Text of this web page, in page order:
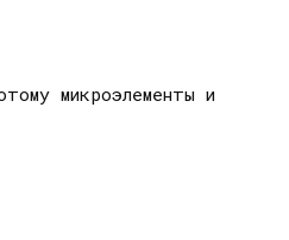
микроэлементы и